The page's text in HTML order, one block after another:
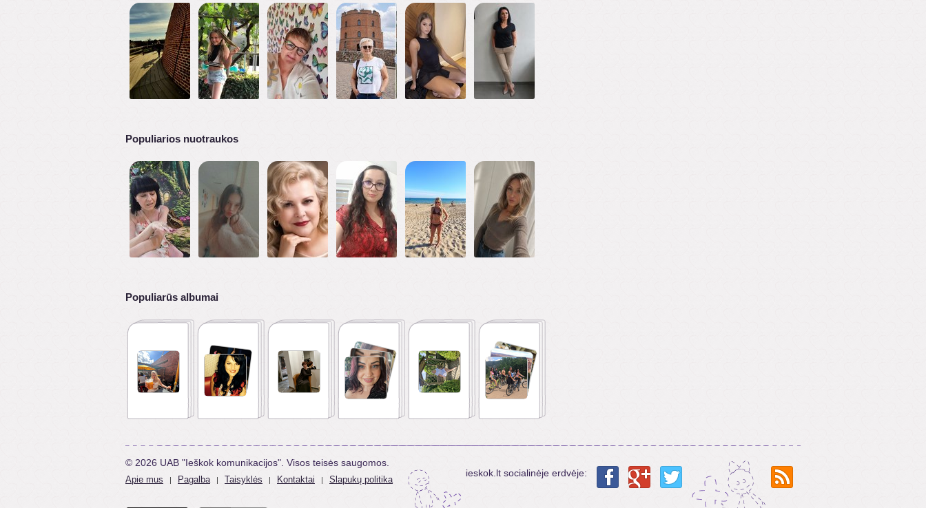
Populiarios nuotraukos
Populiarūs albumai
© 2026 UAB "Ieškok komunikacijos". Visos teisės saugomos.
Apie mus | Pagalba | Taisyklės | Kontaktai | Slapukų politika
ieskok.lt socialinėje erdvėje: